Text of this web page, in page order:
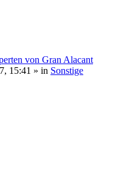
von Gran Alacant
15:41 » in Sonstige